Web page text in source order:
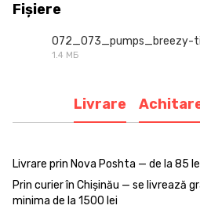
Fișiere
072_073_pumps_breezy-
1.4 МБ
Livrare
Livrare prin Nova Poshta — de la 85
Prin curier în Chișinău — se livrează
minima de la 1500 lei